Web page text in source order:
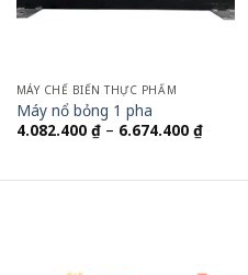
MÁY CHẾ BIẾN THỰC PHẨM
Máy nổ bỏng 1 pha
4.082.400 ₫ – 6.674.400 ₫Khoảng
giá:
đến